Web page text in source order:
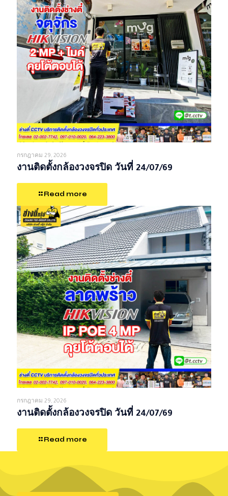
กรกฎาคม 29, 2026
งานติดตั้งกล้องวงจรปิด วันที่ 24/07/69
Read more
กรกฎาคม 29, 2026
งานติดตั้งกล้องวงจรปิด วันที่ 24/07/69
Read more